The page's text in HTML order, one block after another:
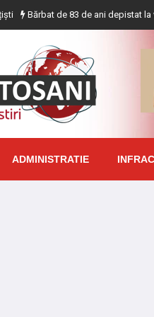
de 83 de ani depistat la volanul
ADMINISTRATIE